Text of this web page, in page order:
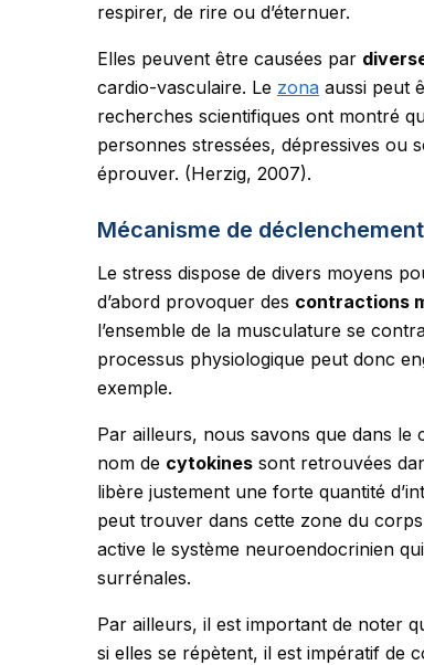
respirer, de rire ou d’éternuer.
Elles peuvent être causées par
cardio-vasculaire. Le zona aussi peut
recherches scientifiques ont montré
personnes stressées, dépressives ou
éprouver. (Herzig, 2007).
Mécanisme de
Le stress dispose de divers moyens
d’abord provoquer des contractions
l’ensemble de la musculature se
processus physiologique peut donc
exemple.
Par ailleurs, nous savons que dans
nom de cytokines sont retrouvées
libère justement une forte quantité
peut trouver dans cette zone du
active le système neuroendocrinien
surrénales.
Par ailleurs, il est important de noter
si elles se répètent, il est impératif de